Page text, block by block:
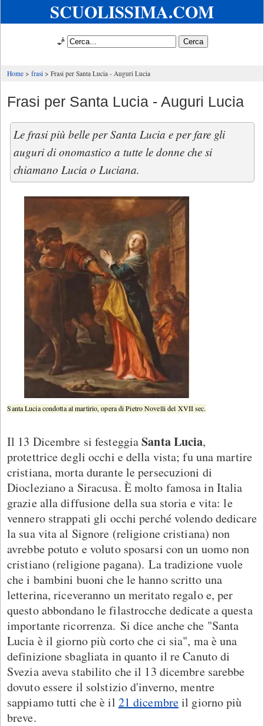
SCUOLISSIMA.COM
🧞
Home frasi Frasi per Santa Lucia - Auguri Lucia
Frasi per Santa Lucia - Auguri Lucia
Le frasi più belle per Santa Lucia e per fare gli
auguri di onomastico a tutte le donne che si
chiamano Lucia o Luciana.
Santa Lucia condotta al martirio, opera di Pietro Novelli del XVII sec.
Il 13 Dicembre si festeggiaSanta Lucia,
protettrice degli occhi e della vista; fu una martire
cristiana, morta durante le persecuzioni di
Diocleziano a Siracusa. È molto famosa in Italia
grazie alla diffusione della sua storia e vita: le
vennero strappati gli occhi perché volendo dedicare
la sua vita al Signore (religione cristiana) non
avrebbe potuto e voluto sposarsi con un uomo non
cristiano (religione pagana). La tradizione vuole
che i bambini buoni che le hanno scritto una
letterina, riceveranno un meritato regalo e, per
questo abbondano le filastrocche dedicate a questa
importante ricorrenza. Si dice anche che "Santa
Lucia è il giorno più corto che ci sia", ma è una
definizione sbagliata in quanto il re Canuto di
Svezia aveva stabilito che il 13 dicembre sarebbe
dovuto essere il solstizio d'inverno, mentre
sappiamo tutti che è il 21 dicembreil giorno più
breve.